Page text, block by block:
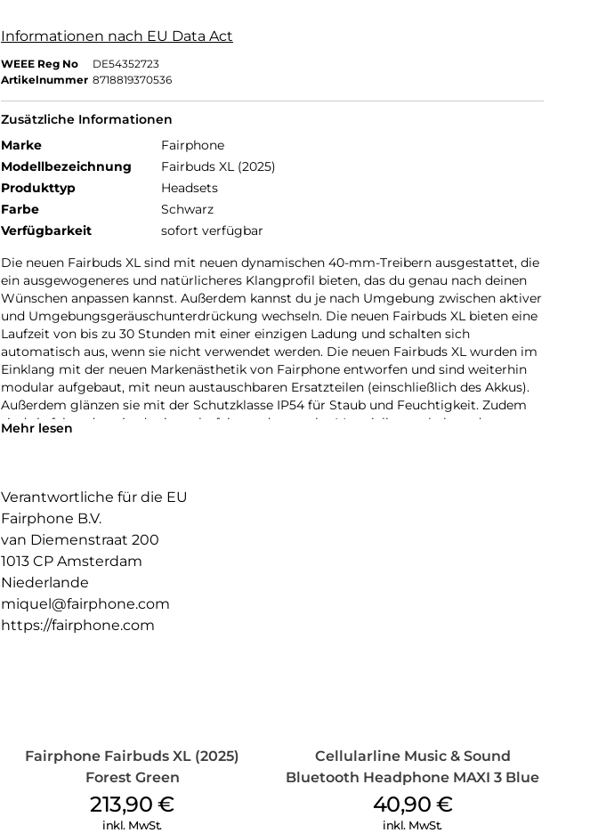
Informationen nach EU Data Act
WEEE Reg No
DE54352723
Artikelnummer 8718819370536
Zusätzliche Informationen
Marke
Fairphone
Modellbezeichnung
Fairbuds XL (2025)
Produkttyp
Headsets
Farbe
Schwarz
Verfügbarkeit
sofort verfügbar
Die neuen Fairbuds XL sind mit neuen dynamischen 40-mm-Treibern ausgestattet, die
ein ausgewogeneres und natürlicheres Klangprofil bieten, das du genau nach deinen
Wünschen anpassen kannst. Außerdem kannst du je nach Umgebung zwischen aktiver
und Umgebungsgeräuschunterdrückung wechseln. Die neuen Fairbuds XL bieten eine
Laufzeit von bis zu 30 Stunden mit einer einzigen Ladung und schalten sich
automatisch aus, wenn sie nicht verwendet werden. Die neuen Fairbuds XL wurden im
Einklang mit der neuen Markenästhetik von Fairphone entworfen und sind weiterhin
modular aufgebaut, mit neun austauschbaren Ersatzteilen (einschließlich des Akkus).
Außerdem glänzen sie mit der Schutzklasse IP54 für Staub und Feuchtigkeit. Zudem
sind sie fairer denn je, da sie mehr faire und recycelte Materialien enthalten, darunter
Farben erhältlich und bieten eine dreijährige Garantie für zusätzliche Sicherheit. Hol dir
die neuen Fairbuds XL. Erstklassiger Klang und langlebiges Design.
Mehr lesen
Verantwortliche für die EU
Fairphone B.V.
van Diemenstraat 200
1013 CP Amsterdam
Niederlande
miquel@fairphone.com
https://fairphone.com
Fairphone Fairbuds XL (2025)
Forest Green
213,90€
inkl. MwSt.
Cellularline Music & Sound
Bluetooth Headphone MAXI 3 Blue
40,90 €
inkl. MwSt.